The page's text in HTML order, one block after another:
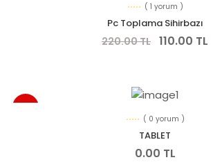
( 1 yorum )
Pc Toplama Sihirbazı
220.00 TL 110.00 TL
( 0 yorum )
TABLET
0.00 TL